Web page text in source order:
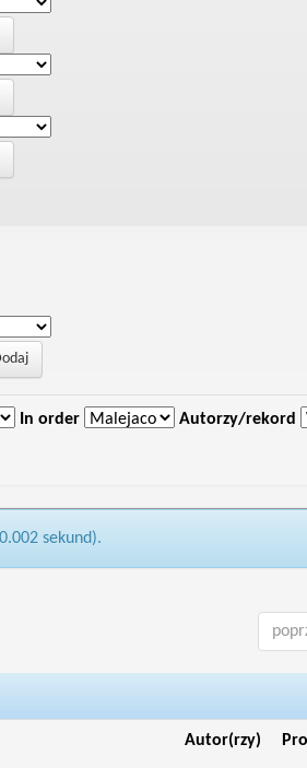
In order Autorzy/rekord
sekund).
Autor(rzy)